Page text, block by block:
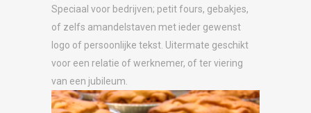
Speciaal voor bedrijven; petit fours, gebakjes,
of zelfs amandelstaven met ieder gewenst
logo of persoonlijke tekst. Uitermate geschikt
voor een relatie of werknemer, of ter viering
van een jubileum.